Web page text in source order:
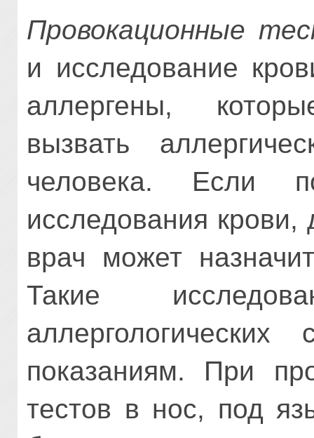
Провокационные
и исследование
аллергены,
вызвать
человека. Если
исследования крови,
врач может
Такие
показаниям. При
тестов в нос, под